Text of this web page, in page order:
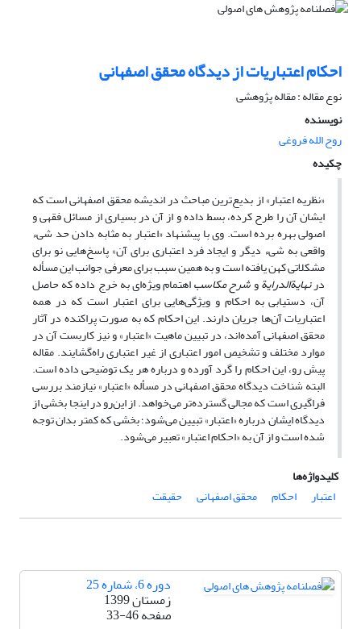
احکام اعتباریات از دیدگاه محقق اصفهانی
نوع مقاله : مقاله پژوهشی
نویسنده
روح الله فروغی
چکیده
«نظریه اعتبار» از بدیع‌ترین مباحث در اندیشه محقق اصفهانی است که
ایشان آن را طرح کرده، بسط داده و از آن در بسیاری از مسائل فقهی و
اصولی بهره برده است. وی با پیشنهاد «اعتبار به مثابه دادن حد شیء
واقعی به شیء دیگر و ایجاد فرد اعتباری برای آن» پاسخ‌هایی نو برای
مشکلاتی کهن یافته است و به همین سبب برای معرفی جوانب این مسأله
درنهایةالدرایةوشرح مکاسباهتمام ویژه‌ای به خرج داده که حاصل
آن، دستیابی به احکام و ویژگی‌هایی برای اعتبار است که در همه
اعتباریات آن‌ها جریان دارند. این احکام که به صورت پراکنده در آثار
محقق اصفهانی آمده‌اند، در تبیین ماهیت «اعتبار» و نیز کاربست آن در
موارد مختلف و تشخیص امور اعتباری از غیر اعتباری راه‌گشایند. مقاله
پیش رو، این احکام را گرد آورده و درباره هر یک توضیحی داده است.
البته شناخت دیدگاه محقق اصفهانی در مسأله «اعتبار» نیازمند بررسی
فراگیری است که مجالی گسترده‌تر می‌خواهد. از این‌رو در اینجا بخشی از
دیدگاه ایشان درباره «اعتبار» تبیین می‌شود؛ بخشی که کمتر بدان توجه
شده است و از آن به «احکام اعتبار» تعبیر می‌شود.
کلیدواژه‌ها
اعتبار
احکام محقق اصفهانی حقیقت
دوره 6، شماره 25
زمستان 1399
صفحه33-46